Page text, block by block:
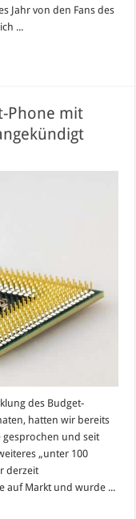
Jahr von den Fans des
...
Phone mit
des Budget-
hatten wir bereits
gesprochen und seit
„unter 100
derzeit
auf Markt und wurde ...